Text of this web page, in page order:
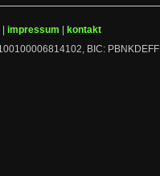
impressum
kontakt
BIC: PBNKDEFF